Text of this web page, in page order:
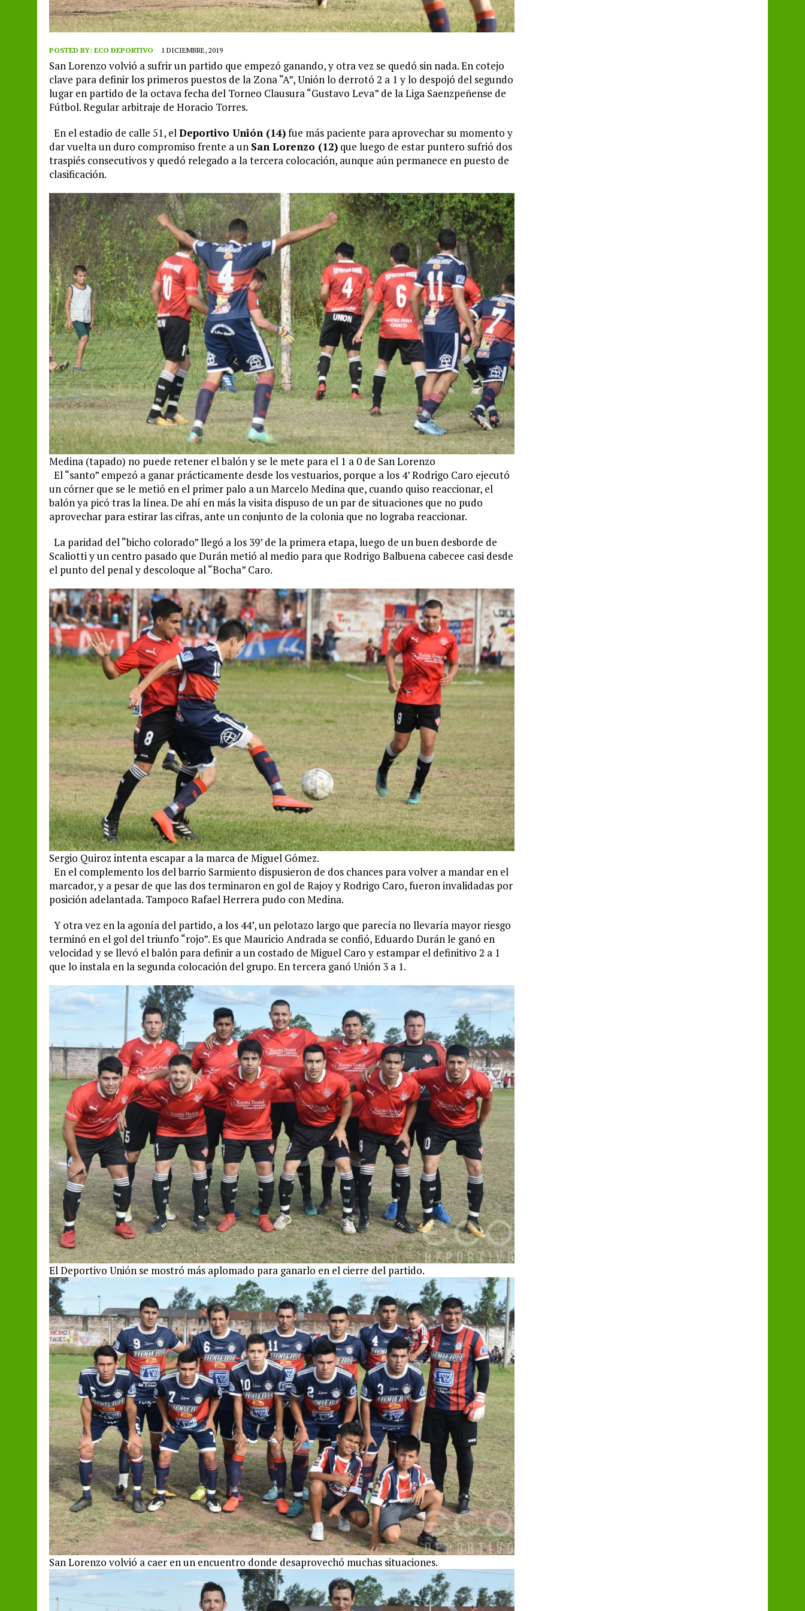
POSTED BY: ECO DEPORTIVO 1 DICIEMBRE, 2019
San Lorenzo volvió a sufrir un partido que empezó ganando, y otra vez se quedó sin nada. En cotejo
clave para definir los primeros puestos de la Zona “A”, Unión lo derrotó 2 a 1 y lo despojó del segundo
lugar en partido de la octava fecha del Torneo Clausura “Gustavo Leva” de la Liga Saenzpeñense de
Fútbol. Regular arbitraje de Horacio Torres.
En el estadio de calle 51, elDeportivo Unión (14)fue más paciente para aprovechar su momento y
dar vuelta un duro compromiso frente a un San Lorenzo (12) que luego de estar puntero sufrió dos
traspiés consecutivos y quedó relegado a la tercera colocación, aunque aún permanece en puesto de
clasificación.
Medina (tapado) no puede retener el balón y se le mete para el 1 a 0 de San Lorenzo
El “santo” empezó a ganar prácticamente desde los vestuarios, porque a los 4’ Rodrigo Caro ejecutó
un córner que se le metió en el primer palo a un Marcelo Medina que, cuando quiso reaccionar, el
balón ya picó tras la línea. De ahí en más la visita dispuso de un par de situaciones que no pudo
aprovechar para estirar las cifras, ante un conjunto de la colonia que no lograba reaccionar.
La paridad del “bicho colorado” llegó a los 39’ de la primera etapa, luego de un buen desborde de
Scaliotti y un centro pasado que Durán metió al medio para que Rodrigo Balbuena cabecee casi desde
el punto del penal y descoloque al “Bocha” Caro.
Sergio Quiroz intenta escapar a la marca de Miguel Gómez.
En el complemento los del barrio Sarmiento dispusieron de dos chances para volver a mandar en el
marcador, y a pesar de que las dos terminaron en gol de Rajoy y Rodrigo Caro, fueron invalidadas por
posición adelantada. Tampoco Rafael Herrera pudo con Medina.
Y otra vez en la agonía del partido, a los 44’, un pelotazo largo que parecía no llevaría mayor riesgo
terminó en el gol del triunfo “rojo”. Es que Mauricio Andrada se confió, Eduardo Durán le ganó en
velocidad y se llevó el balón para definir a un costado de Miguel Caro y estampar el definitivo 2 a 1
que lo instala en la segunda colocación del grupo. En tercera ganó Unión 3 a 1.
El Deportivo Unión se mostró más aplomado para ganarlo en el cierre del partido.
San Lorenzo volvió a caer en un encuentro donde desaprovechó muchas situaciones.